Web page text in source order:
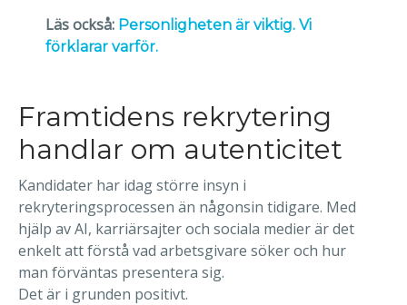
Läs också: Personligheten är viktig. Vi
förklarar varför.
Framtidens rekrytering
handlar om autenticitet
Kandidater har idag större insyn i
rekryteringsprocessen än någonsin tidigare. Med
hjälp av AI, karriärsajter och sociala medier är det
enkelt att förstå vad arbetsgivare söker och hur
man förväntas presentera sig.
Det är i grunden positivt.